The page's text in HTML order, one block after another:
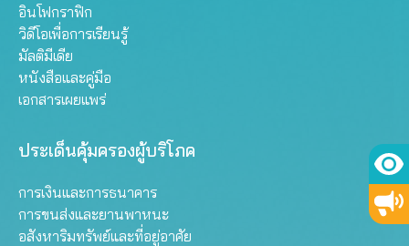
อินโฟกราฟิก
วิดีโอเพื่อการเรียนรู้
มัลติมีเดีย
หนังสือและคู่มือ
เอกสารเผยแพร่
ประเด็นคุ้มครองผู้บริโภค
การเงินและการธนาคาร
การขนส่งและยานพาหนะ
อสังหาริมทรัพย์และที่อยู่อาศัย